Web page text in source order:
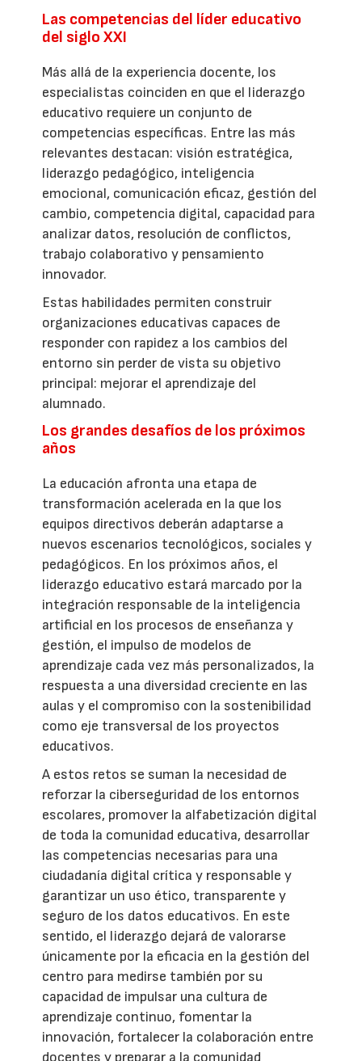
Las competencias del líder educativo
del siglo XXI
Más allá de la experiencia docente, los
especialistas coinciden en que el liderazgo
educativo requiere un conjunto de
competencias específicas. Entre las más
relevantes destacan: visión estratégica,
liderazgo pedagógico, inteligencia
emocional, comunicación eficaz, gestión del
cambio, competencia digital, capacidad para
analizar datos, resolución de conflictos,
trabajo colaborativo y pensamiento
innovador.
Estas habilidades permiten construir
organizaciones educativas capaces de
responder con rapidez a los cambios del
entorno sin perder de vista su objetivo
principal: mejorar el aprendizaje del
alumnado.
Los grandes desafíos de los próximos
años
La educación afronta una etapa de
transformación acelerada en la que los
equipos directivos deberán adaptarse a
nuevos escenarios tecnológicos, sociales y
pedagógicos. En los próximos años, el
liderazgo educativo estará marcado por la
integración responsable de la inteligencia
artificial en los procesos de enseñanza y
gestión, el impulso de modelos de
aprendizaje cada vez más personalizados, la
respuesta a una diversidad creciente en las
aulas y el compromiso con la sostenibilidad
como eje transversal de los proyectos
educativos.
A estos retos se suman la necesidad de
reforzar la ciberseguridad de los entornos
escolares, promover la alfabetización digital
de toda la comunidad educativa, desarrollar
las competencias necesarias para una
ciudadanía digital crítica y responsable y
garantizar un uso ético, transparente y
seguro de los datos educativos. En este
sentido, el liderazgo dejará de valorarse
únicamente por la eficacia en la gestión del
centro para medirse también por su
capacidad de impulsar una cultura de
aprendizaje continuo, fomentar la
innovación, fortalecer la colaboración entre
docentes y preparar a la comunidad